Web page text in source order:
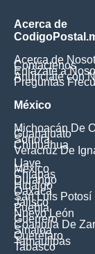
Acerca de
Acerca de
Contáctenos
Enlázate a
Anúnciate con
Preguntas
México
Michoacán De
Guanajuato
Sonora
Chihuahua
Veracruz De
Llave
México
Chiapas
Durango
Hidalgo
Oaxaca
San Luis Potosí
Jalisco
Puebla
Nuevo León
Guerrero
Coahuila De
Sinaloa
Querétaro
Tamaulipas
Tabasco